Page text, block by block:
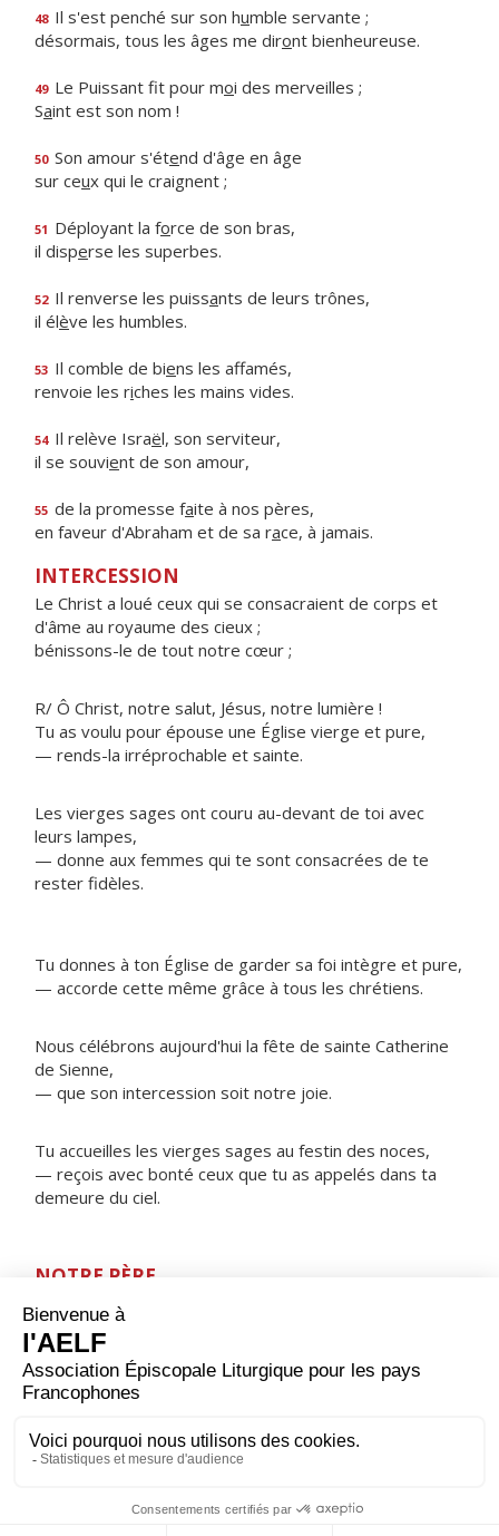
48 Il s'est penché sur son humble servante ;
désormais, tous les âges me diront bienheureuse.
49 Le Puissant fit pour moi des merveilles ;
Saint est son nom !
50 Son amour s'étend d'âge en âge
sur ceux qui le craignent ;
51 Déployant la force de son bras,
il disperse les superbes.
52 Il renverse les puissants de leurs trônes,
il élève les humbles.
53 Il comble de biens les affamés,
renvoie les riches les mains vides.
54 Il relève Israël, son serviteur,
il se souvient de son amour,
55 de la promesse faite à nos pères,
en faveur d'Abraham et de sa race, à jamais.
INTERCESSION
Le Christ a loué ceux qui se consacraient de corps et
d'âme au royaume des cieux ;
bénissons-le de tout notre cœur ;
R/ Ô Christ, notre salut, Jésus, notre lumière !
Tu as voulu pour épouse une Église vierge et pure,
— rends-la irréprochable et sainte.
Les vierges sages ont couru au-devant de toi avec
leurs lampes,
— donne aux femmes qui te sont consacrées de te
rester fidèles.
Tu donnes à ton Église de garder sa foi intègre et pure,
— accorde cette même grâce à tous les chrétiens.
Nous célébrons aujourd'hui la fête de sainte Catherine
de Sienne,
— que son intercession soit notre joie.
Tu accueilles les vierges sages au festin des noces,
— reçois avec bonté ceux que tu as appelés dans ta
demeure du ciel.
NOTRE PÈRE
ORAISON
Seigneur, tu as enflammé de ton amour sainte
Catherine de Sienne en lui faisant contempler la passion
de Jésus et en l'appelant à servir l'Église ; par son
mystère du Christ, pour exulter dans la découverte de
sa gloire.